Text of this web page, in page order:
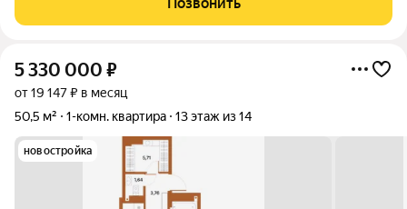
5 330 000 ₽
от 19 147 ₽ в месяц
50,5 м²
1-комн. квартира 13 этаж из 14
новостройка